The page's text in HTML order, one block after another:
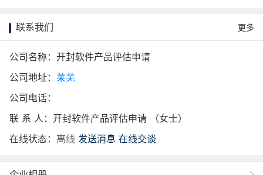
联系我们 更多
公司名称：开封软件产品评估申请
公司地址： 莱芜
公司电话：
联 系 人：开封软件产品评估申请 （女士）
在线状态： 离线 发送消息 在线交谈